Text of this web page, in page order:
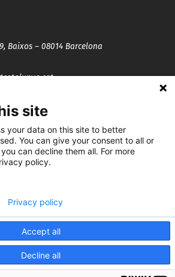
Baixos – 08014 Barcelona
Desenvolupat per
site
your data on this site to better
You can give your consent to all or
can decline them all. For more
policy.
Accept all
Decline all
Privacy policy